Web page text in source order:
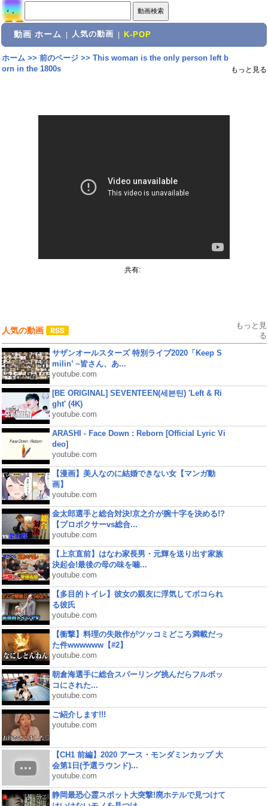
動画 ホーム 人気の動画 K-POP
ホーム>> 前のページ>> This woman is the only person left b
orn in the 1800s
もっと見る
共有:
人気の動画
もっと見
る
サザンオールスターズ 特別ライブ2020「Keep S
milin’ ~皆さん、あ...
youtube.com
[BE ORIGINAL] SEVENTEEN(세븐틴) 'Left & Ri
ght' (4K)
youtube.com
ARASHI - Face Down : Reborn [Official Lyric Vi
deo]
youtube.com
【漫画】美人なのに結婚できない女【マンガ動
画】
youtube.com
金太郎選手と総合対決!京之介が腕十字を決める!?
【プロボクサーvs総合...
youtube.com
【上京直前】はなわ家長男・元輝を送り出す家族
決起会!最後の母の味を噛...
youtube.com
【多目的トイレ】彼女の親友に浮気してボコられ
る彼氏
youtube.com
【衝撃】料理の失敗作がツッコミどころ満載だっ
た件wwwwww【#2】
youtube.com
朝倉海選手に総合スパーリング挑んだらフルボッ
コにされた...
youtube.com
ご紹介します!!!
youtube.com
【CH1 前編】2020 アース・モンダミンカップ 大
会第1日(予選ラウンド)...
youtube.com
静岡最恐心霊スポット大突撃!廃ホテルで見つけて